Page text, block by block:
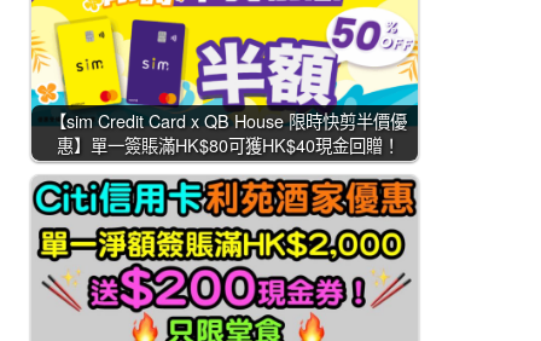
【sim Credit Card x QB House 限時快剪半價優
惠】單一簽賬滿HK$80可獲HK$40現金回贈！